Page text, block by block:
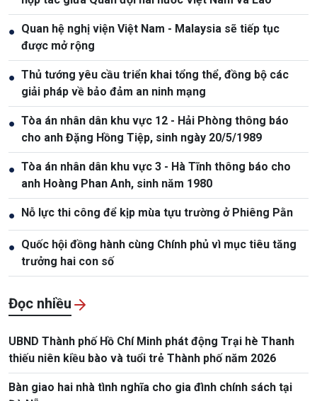
● Quan hệ nghị viện Việt Nam - Malaysia sẽ tiếp tục
được mở rộng
● Thủ tướng yêu cầu triển khai tổng thể, đồng bộ các
giải pháp về bảo đảm an ninh mạng
● Tòa án nhân dân khu vực 12 - Hải Phòng thông báo
cho anh Đặng Hồng Tiệp, sinh ngày 20/5/1989
● Tòa án nhân dân khu vực 3 - Hà Tĩnh thông báo cho
anh Hoàng Phan Anh, sinh năm 1980
● Nỗ lực thi công để kịp mùa tựu trường ở Phiêng Pằn
● Quốc hội đồng hành cùng Chính phủ vì mục tiêu tăng
trưởng hai con số
Đọc nhiều
UBND Thành phố Hồ Chí Minh phát động Trại hè Thanh
thiếu niên kiều bào và tuổi trẻ Thành phố năm 2026
Bàn giao hai nhà tình nghĩa cho gia đình chính sách tại